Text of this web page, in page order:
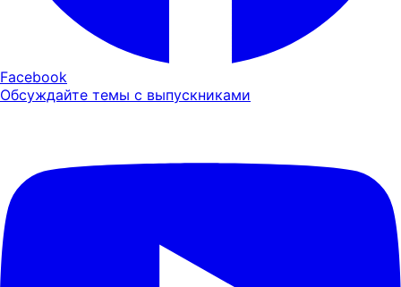
Facebook
Обсуждайте темы с выпускниками